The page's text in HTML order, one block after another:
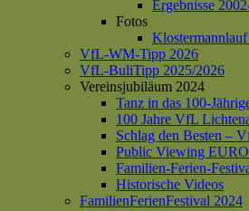
Ergebnisse
Fotos
VfL-WM-Tipp 2026
VfL-BuliTipp 2025/2026
Vereinsjubiläum 2024
Tanz in das 100-
100 Jahre VfL
Schlag den Besten –
Public Viewing
Familien-Ferien-
Historische Videos
FamilienFerienFestival 2024